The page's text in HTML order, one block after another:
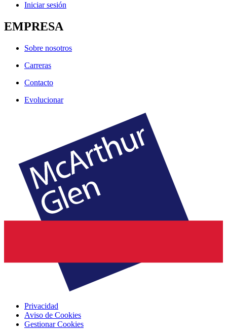
Iniciar sesión
EMPRESA
Sobre nosotros
Carreras
Contacto
Evolucionar
Privacidad
Aviso de Cookies
Gestionar Cookies